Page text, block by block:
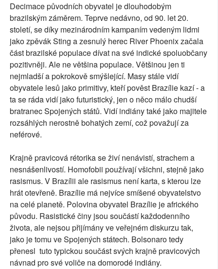
Decimace původních obyvatel je dlouhodobým
brazilským záměrem. Teprve nedávno, od 90. let 20.
století, se díky mezinárodním kampaním vedeným lidmi
jako zpěvák Sting a zesnulý herec River Phoenix začala
část brazilské populace dívat na své indické spoluobčany
pozitivněji. Ale ne většina populace. Většinou jen ti
nejmladší a pokrokově smýšlející. Masy stále vidí
obyvatele lesů jako primitivy, kteří pověst Brazílie kazí - a
ta se ráda vidí jako futuristický, jen o něco málo chudší
bratranec Spojených států. Vidí indiány také jako ​​majitele
rozsáhlých nerostně bohatých zemí, což považují za
neférové.
Krajně pravicová rétorika se živí nenávistí, strachem a
nesnášenlivostí. Homofobii používají všichni, stejně jako
rasismus. V Brazílii ale rasismus není karta, s kterou lze
hrát otevřeně. Brazílie má nejvíce smíšené obyvatelstvo
na celé planetě. Polovina obyvatel Brazílie je afrického
původu. Rasistické činy jsou součástí každodenního
života, ale nejsou přijímány ve veřejném diskurzu tak,
jako je tomu ve Spojených státech. Bolsonaro tedy
přenesl tuto typickou součást svých krajně pravicových
návnad pro své voliče na domorodé indiány.